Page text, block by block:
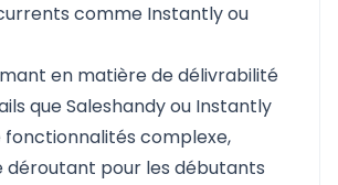
comme Instantly ou
en matière de délivrabilité
que Saleshandy ou Instantly
fonctionnalités complexe,
déroutant pour les débutants